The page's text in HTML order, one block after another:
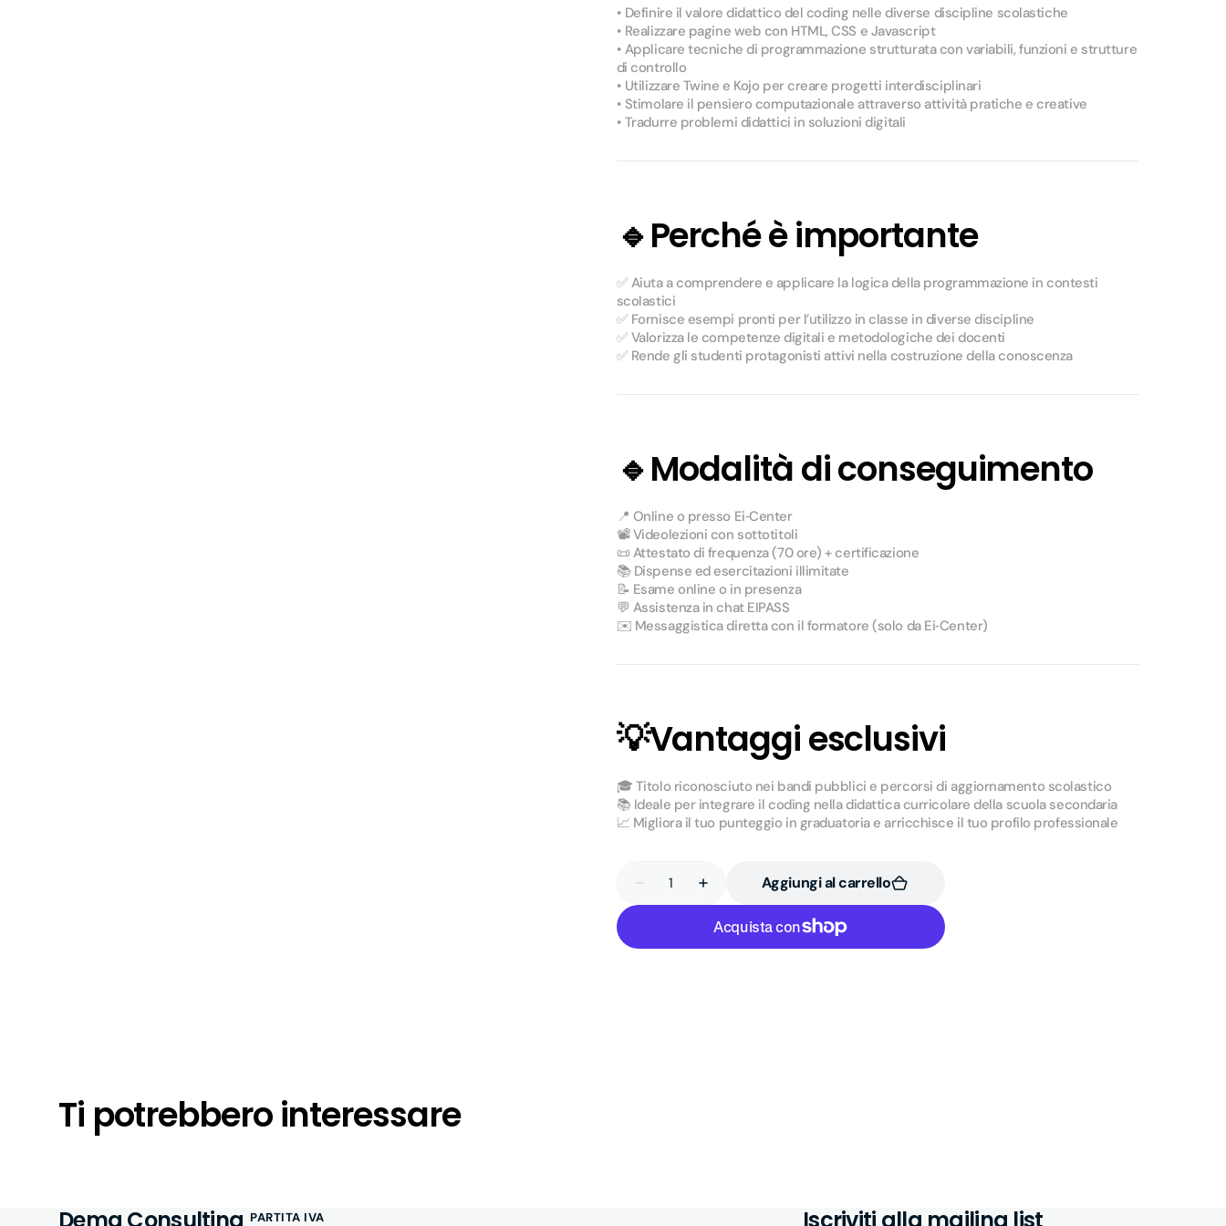
• Definire il valore didattico del coding nelle diverse discipline scolastiche
• Realizzare pagine web con HTML, CSS e Javascript
• Applicare tecniche di programmazione strutturata con variabili, funzioni e strutture
di controllo
• Utilizzare Twine e Kojo per creare progetti interdisciplinari
• Stimolare il pensiero computazionale attraverso attività pratiche e creative
• Tradurre problemi didattici in soluzioni digitali
🔹Perché è importante
✅ Aiuta a comprendere e applicare la logica della programmazione in contesti
scolastici
✅ Fornisce esempi pronti per l’utilizzo in classe in diverse discipline
✅ Valorizza le competenze digitali e metodologiche dei docenti
✅ Rende gli studenti protagonisti attivi nella costruzione della conoscenza
🔹Modalità di conseguimento
📍 Online o presso Ei‑Center
📽 Videolezioni con sottotitoli
📜 Attestato di frequenza (70 ore) + certificazione
📚 Dispense ed esercitazioni illimitate
📝 Esame online o in presenza
💬 Assistenza in chat EIPASS
✉️ Messaggistica diretta con il formatore (solo da Ei‑Center)
💡Vantaggi esclusivi
🎓 Titolo riconosciuto nei bandi pubblici e percorsi di aggiornamento scolastico
📚 Ideale per integrare il coding nella didattica curricolare della scuola secondaria
📈 Migliora il tuo punteggio in graduatoria e arricchisce il tuo profilo professionale
Diminuisci
quantità
Aumenta
quantità
Coding
Aggiungi al carrello
Ti potrebbero interessare
PARTITA IVA